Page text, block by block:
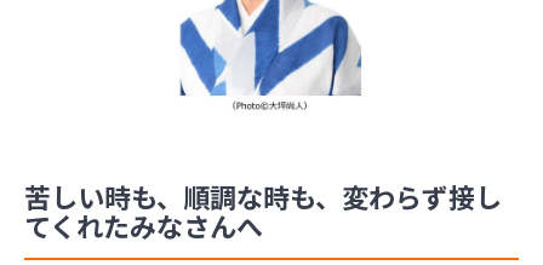
苦しい時も、順調な時も、変わらず接し
てくれたみなさんへ